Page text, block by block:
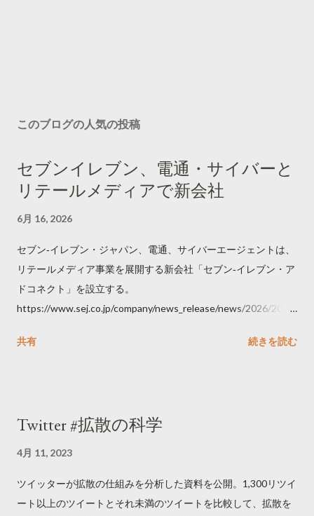
このブログの人気の投稿
セブンイレブン、電通・サイバーと
リテールメディアで新会社
6月 16, 2026
セブン‐イレブン・ジャパン、電通、サイバーエージェントは、
リテールメディア事業を展開する新会社「セブン‐イレブン・ア
ドコネクト」を設立する。
https://www.sej.co.jp/company/news_release/news/2026/2026
共有
続きを読む
Twitter #拡散の科学
4月 11, 2023
ツイッターが拡散の仕組みを分析した資料を公開。1,300リツイ
ート以上のツイートとそれ未満のツイートを比較して、拡散を